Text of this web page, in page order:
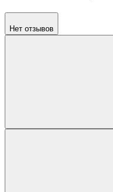
Нет отзывов